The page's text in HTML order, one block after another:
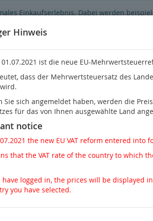
Einkaufserlebnis. Dabei werden
des Online-Shops
Nephrologie
Hinweis
ist die neue EU-
dass der Mehrwertsteuersatz des
Sie sich angemeldet haben, werden die
für das von Ihnen ausgewählte Land
notice
the new EU VAT reform entered into
that the VAT rate of the country to which
have logged in, the prices will be displayed
you have selected.